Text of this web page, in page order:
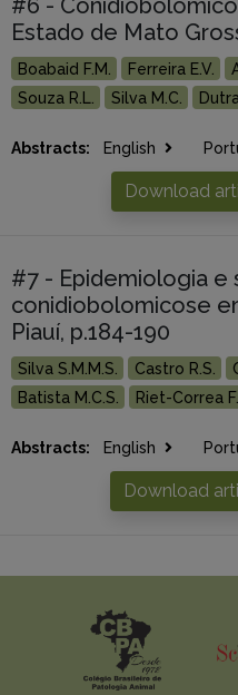
#6 -
Estado de Mato
Boabaid F.M. Ferreira E.V.
Souza R.L.
Silva M.C.
Abstracts: English
Download
#7 - Epidemiologia e
conidiobolomicose
Piauí, p.184-190
Silva S.M.M.S. Castro R.S.
Batista M.C.S.
Riet-Correa F.
Abstracts: English
Download